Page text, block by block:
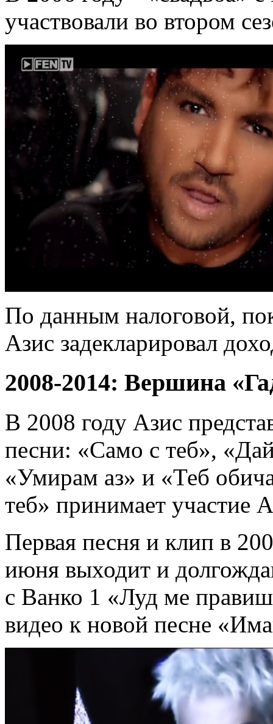
участвовали во втором
По данным налоговой,
Азис задекларировал
2008-2014: Вершина
В 2008 году Азис
песни: «Само с теб»,
«Умирам аз» и «Теб
теб» принимает участие
Первая песня и клип в
июня выходит и
с Ванко 1 «Луд ме
видео к новой песне